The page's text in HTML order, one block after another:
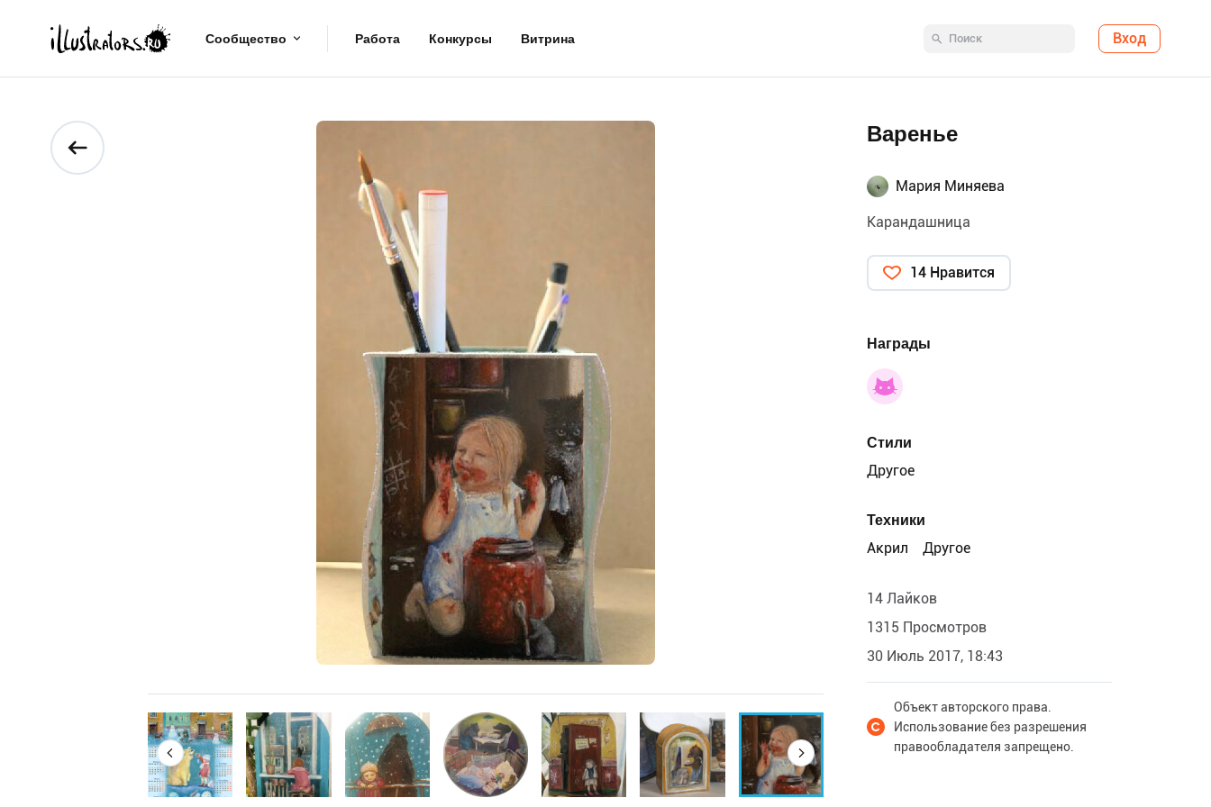
Сообщество Работа Конкурсы Витрина Вход
Варенье
Мария Миняева
Карандашница
14 Нравится
Награды
Стили
Другое
Техники
Акрил
Другое
14 Лайков
1315 Просмотров
30 Июль 2017, 18:43
Объект авторского права.
Использование без разрешения
правообладателя запрещено.